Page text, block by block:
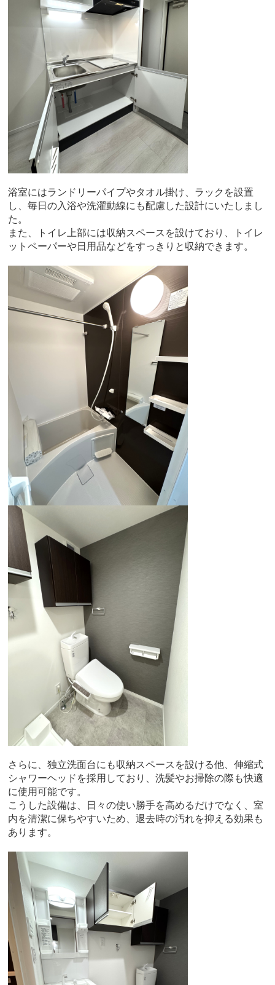
浴室にはランドリーパイプやタオル掛け、ラックを設置
し、毎日の入浴や洗濯動線にも配慮した設計にいたしまし
た。
また、トイレ上部には収納スペースを設けており、トイレ
ットペーパーや日用品などをすっきりと収納できます。
さらに、独立洗面台にも収納スペースを設ける他、伸縮式
シャワーヘッドを採用しており、洗髪やお掃除の際も快適
に使用可能です。
こうした設備は、日々の使い勝手を高めるだけでなく、室
内を清潔に保ちやすいため、退去時の汚れを抑える効果も
あります。